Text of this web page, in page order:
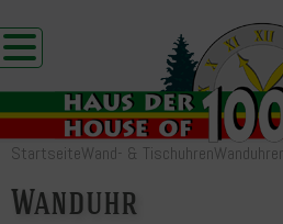
StartseiteWand- & Tischuhren
Wanduhr